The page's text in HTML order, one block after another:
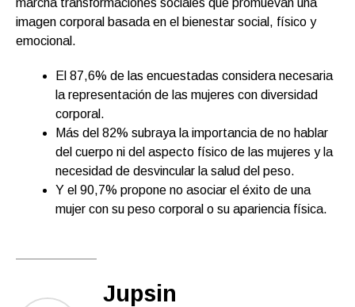
imagen corporal basada en el bienestar social, físico y
emocional.
El 87,6% de las encuestadas considera necesaria
la representación de las mujeres con diversidad
corporal.
Más del 82% subraya la importancia de no hablar
del cuerpo ni del aspecto físico de las mujeres y la
necesidad de desvincular la salud del peso.
Y el 90,7% propone no asociar el éxito de una
mujer con su peso corporal o su apariencia física.
Jupsin